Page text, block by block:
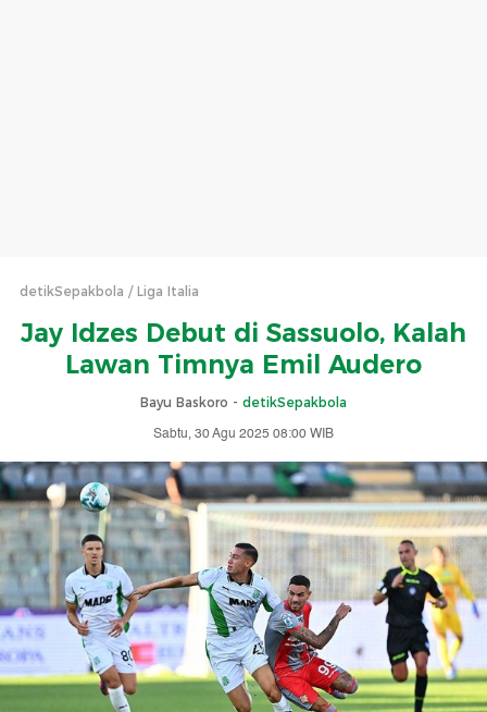
detikSepakbola Liga Italia
Jay Idzes Debut di Sassuolo, Kalah
Lawan Timnya Emil Audero
Bayu Baskoro - detikSepakbola
Sabtu, 30 Agu 2025 08:00 WIB